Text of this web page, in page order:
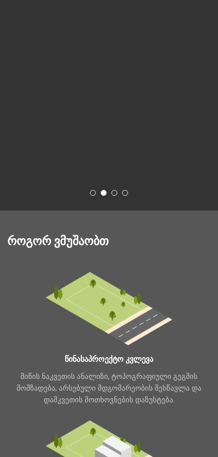
როგორ ვმუშაობთ
წინასაპროექტო კვლევა
მიწის ნაკვეთის ანალიზი, ტოპოგრაფიული გეგმის
მომზადება, არსებული მდგომარეობის შესწავლა და
დამკვეთის მოთხოვნების დაზუსტება.